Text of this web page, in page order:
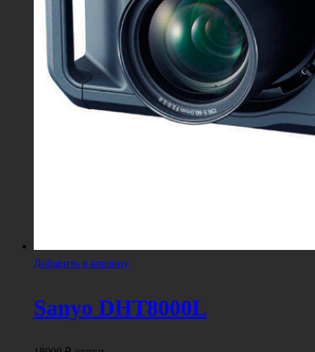
Добавить в корзину
Sanyo DHT8000L